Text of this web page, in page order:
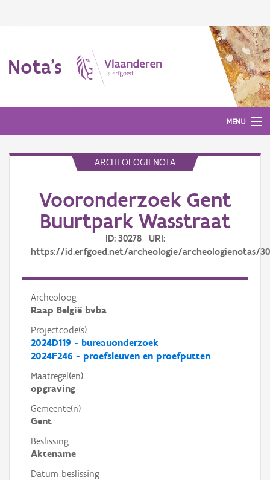
Nota's
MENU
Aanmelden
ARCHEOLOGIENOTA
Vooronderzoek Gent
Buurtpark Wasstraat
ID: 30278 URI:
https://id.erfgoed.net/archeologie/archeologienotas/
Archeoloog
Raap België bvba
Projectcode(s)
2024D119 - bureauonderzoek
2024F246 - proefsleuven en proefputten
Maatregel(en)
opgraving
Gemeente(n)
Gent
Beslissing
Aktename
Datum beslissing